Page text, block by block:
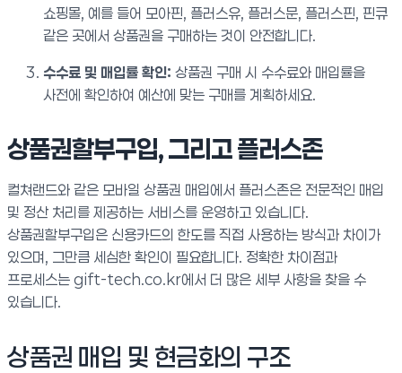
쇼핑몰, 예를 들어 모아핀, 플러스유, 플러스문, 플러스핀, 핀큐
같은 곳에서 상품권을 구매하는 것이 안전합니다.
수수료 및 매입률 확인: 상품권 구매 시 수수료와 매입률을
사전에 확인하여 예산에 맞는 구매를 계획하세요.
상품권할부구입, 그리고 플러스존
컬쳐랜드와 같은 모바일 상품권 매입에서 플러스존은 전문적인 매입
및 정산 처리를 제공하는 서비스를 운영하고 있습니다.
상품권할부구입은 신용카드의 한도를 직접 사용하는 방식과 차이가
있으며, 그만큼 세심한 확인이 필요합니다. 정확한 차이점과
프로세스는 gift-tech.co.kr에서 더 많은 세부 사항을 찾을 수
있습니다.
상품권 매입 및 현금화의 구조